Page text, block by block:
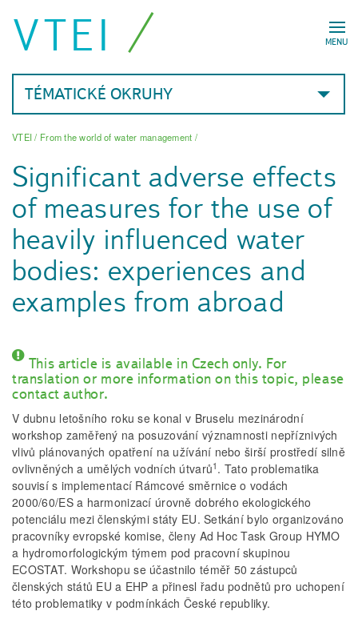
MENU
VTEI
TÉMATICKÉ OKRUHY
VTEI/ From the world of water management /
Significant adverse effects
of measures for the use of
heavily influenced water
bodies: experiences and
examples from abroad
This article is available in Czech only. For
translation or more information on this topic, please
contact author.
V dubnu letošního roku se konal v Bruselu mezinárodní
workshop zaměřený na posuzování významnosti nepříznivých
vlivů plánovaných opatření na užívání nebo širší prostředí silně
ovlivněných a umělých vodních útvarů1 . Tato problematika
souvisí s implementací Rámcové směrnice o vodách
2000/60/ES a harmonizací úrovně dobrého ekologického
potenciálu mezi členskými státy EU. Setkání bylo organizováno
pracovníky evropské komise, členy Ad Hoc Task Group HYMO
a hydromorfologickým týmem pod pracovní skupinou
ECOSTAT. Workshopu se účastnilo téměř 50 zástupců
členských států EU a EHP a přinesl řadu podnětů pro uchopení
této problematiky v podmínkách České republiky.